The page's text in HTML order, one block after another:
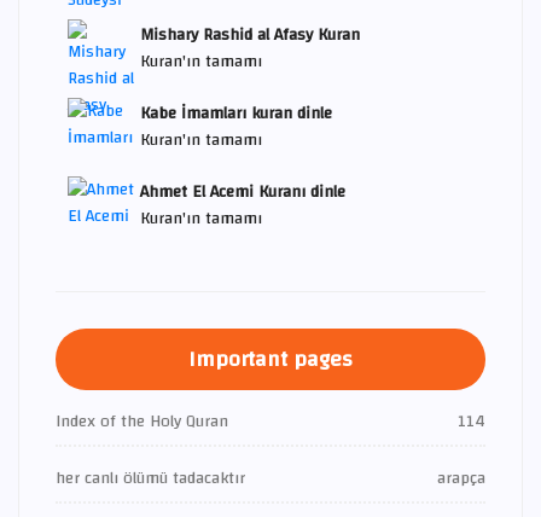
Mishary Rashid al Afasy Kuran
Kuran'ın tamamı
Kabe İmamları kuran dinle
Kuran'ın tamamı
Ahmet El Acemi Kuranı dinle
Kuran'ın tamamı
Important pages
Index of the Holy Quran
114
her canlı ölümü tadacaktır
arapça